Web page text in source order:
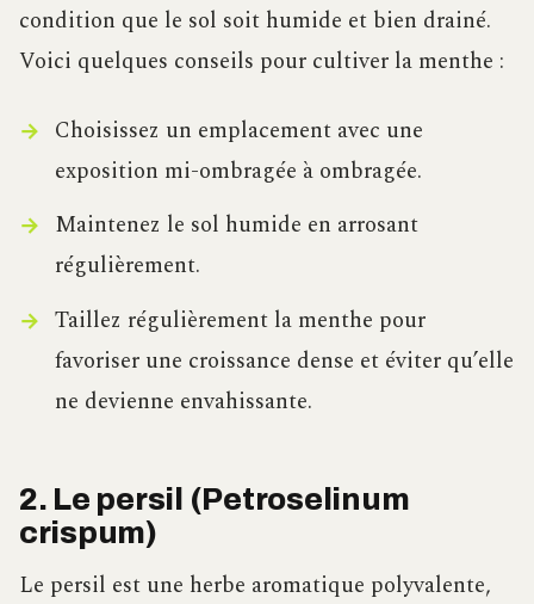
condition que le sol soit humide et bien drainé.
Voici quelques conseils pour cultiver la menthe :
Choisissez un emplacement avec une
exposition mi-ombragée à ombragée.
Maintenez le sol humide en arrosant
régulièrement.
Taillez régulièrement la menthe pour
favoriser une croissance dense et éviter qu’elle
ne devienne envahissante.
2. Le persil (Petroselinum
crispum)
Le persil est une herbe aromatique polyvalente,